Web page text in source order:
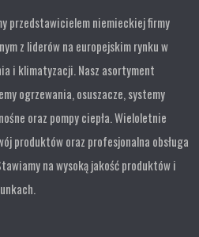
przedstawicielem niemieckiej firmy
z liderów na europejskim rynku w
i klimatyzacji. Nasz asortyment
ogrzewania, osuszacze, systemy
oraz pompy ciepła. Wieloletnie
produktów oraz profesjonalna obsługa
na wysoką jakość produktów i